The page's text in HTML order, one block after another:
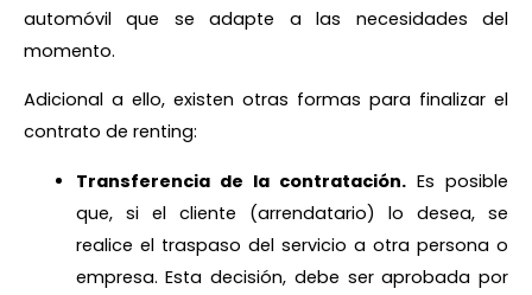
automóvil que se adapte a las necesidades del
momento.
Adicional a ello, existen otras formas para finalizar el
contrato de renting:
Transferencia de la contratación.Es posible
que, si el cliente (arrendatario) lo desea, se
realice el traspaso del servicio a otra persona o
empresa. Esta decisión, debe ser aprobada por